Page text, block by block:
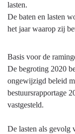
lasten.
De baten en lasten
het jaar waarop zij
Basis voor de
De begroting 2020
ongewijzigd beleid
bestuursrapportage
vastgesteld.
De lasten als gevolg